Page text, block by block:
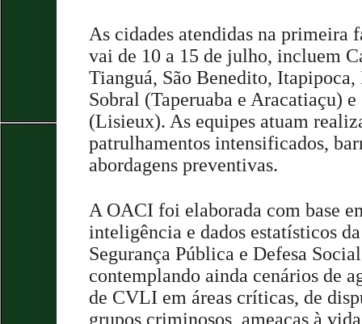
As cidades atendidas na primeira
vai de 10 a 15 de julho, incluem
Tianguá, São Benedito,
Sobral (Taperuaba e Aracatiaçu)
(Lisieux). As equipes atuam
patrulhamentos intensificados,
abordagens preventivas.
A OACI foi elaborada com base
inteligência e dados estatísticos
Segurança Pública e Defesa
contemplando ainda cenários de
de CVLI em áreas críticas, de
grupos criminosos, ameaças à